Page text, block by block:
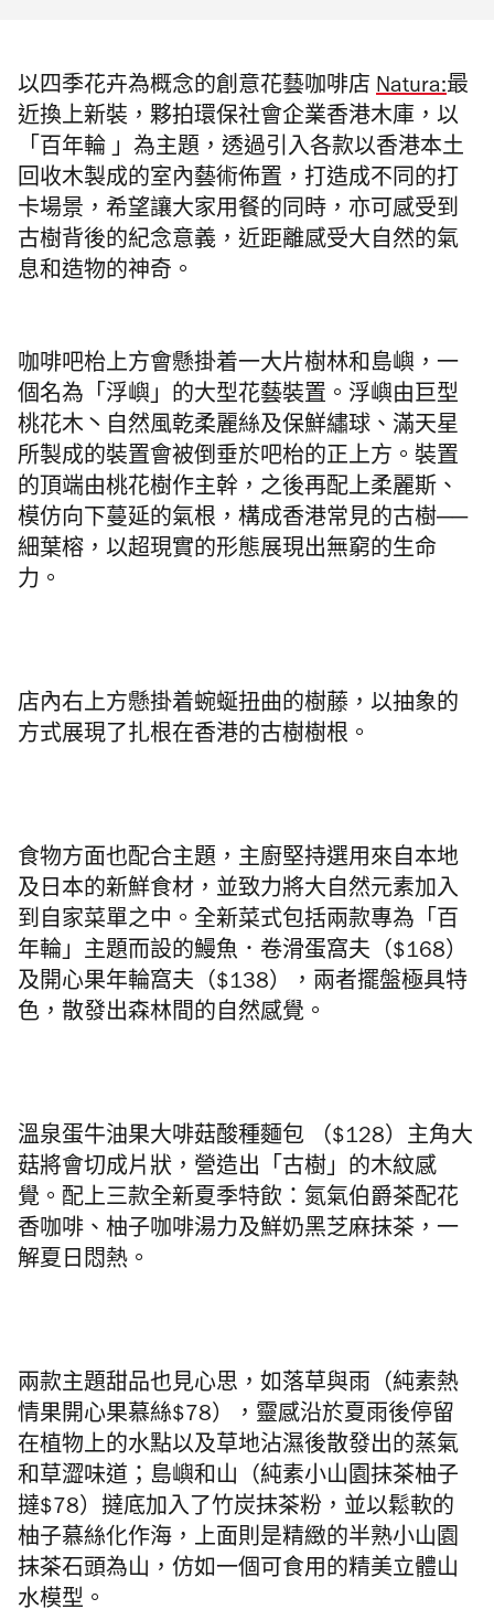
以四季花卉為概念的創意花藝咖啡店 Natura:最
近換上新裝，夥拍環保社會企業香港木庫， 以
「百年輪 」為主題， 透過引入各款以香港本土
回收木製成的室內藝術佈置，打造成不同的打
卡場景，希望讓大家用餐的同時，亦可感受到
古樹背後的紀念意義，近距離感受大自然的氣
息和造物的神奇。
咖啡吧枱上方會懸掛着一大片樹林和島嶼，一
個名為「浮嶼」的大型花藝裝置。浮嶼由巨型
桃花木丶自然風乾柔麗絲及保鮮繡球、滿天星
所製成的裝置會被倒垂於吧枱的正上方。裝置
的頂端由桃花樹作主幹，之後再配上柔麗斯、
模仿向下蔓延的氣根，構成香港常見的古樹──
細葉榕，以超現實的形態展現出無窮的生命
力。
店內右上方懸掛着蜿蜒扭曲的樹藤，以抽象的
方式展現了扎根在香港的古樹樹根。
食物方面也配合主題，主廚堅持選用來自本地
及日本的新鮮食材，並致力將大自然元素加入
到自家菜單之中。全新菜式包括兩款專為「百
年輪」主題而設的鰻魚．卷滑蛋窩夫（$168）
及開心果年輪窩夫（$138），兩者擺盤極具特
色，散發出森林間的自然感覺。
溫泉蛋牛油果大啡菇酸種麵包 （$128） 主角大
菇將會切成片狀，營造出「古樹」的木紋感
覺。配上三款全新夏季特飲：氮氣伯爵茶配花
香咖啡、柚子咖啡湯力及鮮奶黑芝麻抹茶，一
解夏日悶熱。
兩款主題甜品也見心思，如落草與雨（純素熱
情果開心果慕絲$78），靈感沿於夏雨後停留
在植物上的水點以及草地沾濕後散發出的蒸氣
和草澀味道；島嶼和山（純素小山園抹茶柚子
撻$78）撻底加入了 竹炭抹茶粉，並以鬆軟的
柚子慕絲化作海，上面則是精緻的半熟小山園
抹茶石頭為山，仿如一個可食用的精美立體山
水模型。